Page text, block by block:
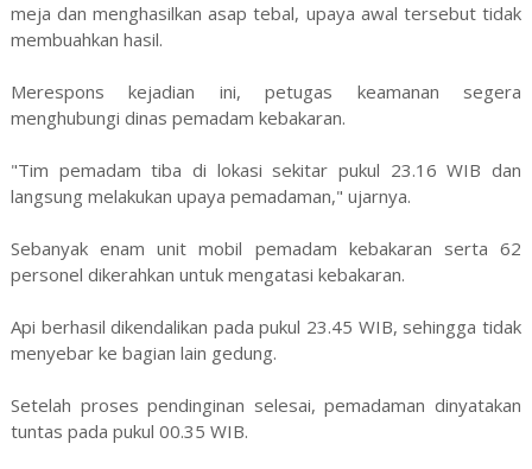
meja dan menghasilkan asap tebal, upaya awal tersebut tidak
membuahkan hasil.
Merespons kejadian ini, petugas keamanan segera
menghubungi dinas pemadam kebakaran.
"Tim pemadam tiba di lokasi sekitar pukul 23.16 WIB dan
langsung melakukan upaya pemadaman," ujarnya.
Sebanyak enam unit mobil pemadam kebakaran serta 62
personel dikerahkan untuk mengatasi kebakaran.
Api berhasil dikendalikan pada pukul 23.45 WIB, sehingga tidak
menyebar ke bagian lain gedung.
Setelah proses pendinginan selesai, pemadaman dinyatakan
tuntas pada pukul 00.35 WIB.